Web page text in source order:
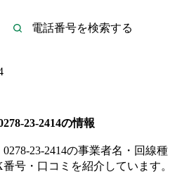
23-2414の情報
0278-23-2414の事業者名・回線種
号・口コミを紹介しています。